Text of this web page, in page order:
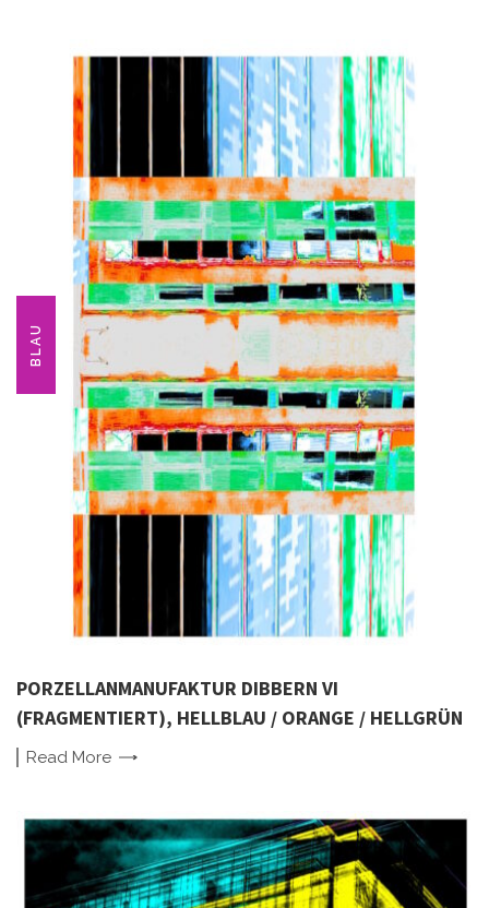
BLAU
PORZELLANMANUFAKTUR DIBBERN VI
(FRAGMENTIERT), HELLBLAU / ORANGE / HELLGRÜN
Read More